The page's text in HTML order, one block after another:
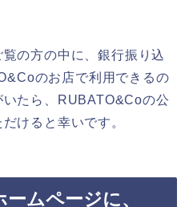
の方の中に、銀行振り込
のお店で利用できるの
たら、RUBATO&Coの公
けると幸いです。
ムページに、